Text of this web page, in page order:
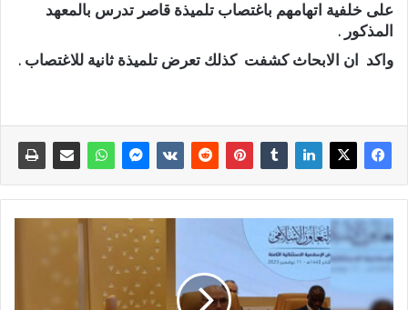
على خلفية اتهامهم باغتصاب تلميذة قاصر تدرس بالمعهد
المذكور .
واكد ان الابحاث كشفت كذلك تعرض تلميذة ثانية للاغتصاب .